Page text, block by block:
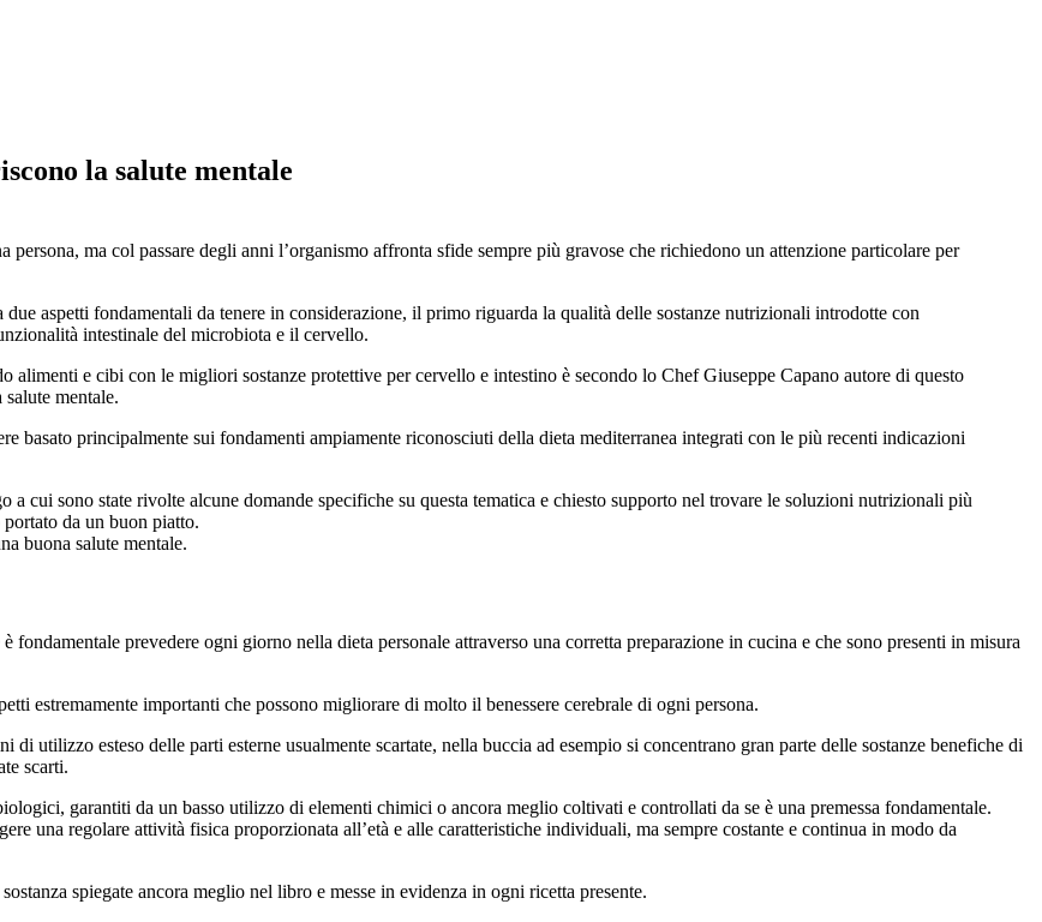
la salute mentale
ma col passare degli anni l’organismo affronta sfide sempre più gravose che richiedono un attenzione particolare per
aspetti fondamentali da tenere in considerazione, il primo riguarda la qualità delle sostanze nutrizionali introdotte con
intestinale del microbiota e il cervello.
e cibi con le migliori sostanze protettive per cervello e intestino è secondo lo Chef Giuseppe Capano autore di questo
mentale.
basato principalmente sui fondamenti ampiamente riconosciuti della dieta mediterranea integrati con le più recenti indicazioni
cui sono state rivolte alcune domande specifiche su questa tematica e chiesto supporto nel trovare le soluzioni nutrizionali più
da un buon piatto.
buona salute mentale.
fondamentale prevedere ogni giorno nella dieta personale attraverso una corretta preparazione in cucina e che sono presenti in misura
estremamente importanti che possono migliorare di molto il benessere cerebrale di ogni persona.
utilizzo esteso delle parti esterne usualmente scartate, nella buccia ad esempio si concentrano gran parte delle sostanze benefiche di
scarti.
garantiti da un basso utilizzo di elementi chimici o ancora meglio coltivati e controllati da se è una premessa fondamentale.
una regolare attività fisica proporzionata all’età e alle caratteristiche individuali, ma sempre costante e continua in modo da
spiegate ancora meglio nel libro e messe in evidenza in ogni ricetta presente.